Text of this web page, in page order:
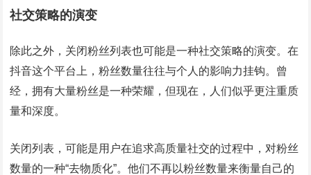
社交策略的演变
除此之外，关闭粉丝列表也可能是一种社交策略的演变。在
抖音这个平台上，粉丝数量往往与个人的影响力挂钩。曾
经，拥有大量粉丝是一种荣耀，但现在，人们似乎更注重质
量和深度。
关闭列表，可能是用户在追求高质量社交的过程中，对粉丝
数量的一种“去物质化”。他们不再以粉丝数量来衡量自己的